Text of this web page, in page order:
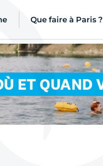
Que faire à Paris ?